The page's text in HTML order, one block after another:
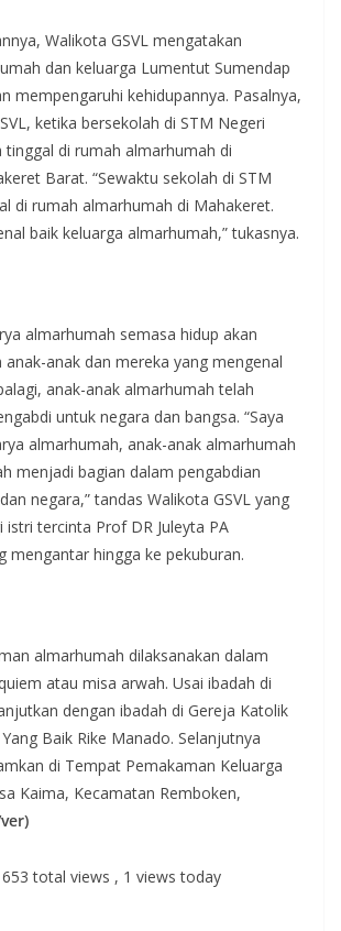
Walikota GSVL mengatakan
dan keluarga Lumentut Sumendap
mempengaruhi kehidupannya. Pasalnya,
ketika bersekolah di STM Negeri
tinggal di rumah almarhumah di
Barat. “Sewaktu sekolah di STM
di rumah almarhumah di Mahakeret.
baik keluarga almarhumah,” tukasnya.
almarhumah semasa hidup akan
anak dan mereka yang mengenal
anak-anak almarhumah telah
untuk negara dan bangsa. “Saya
almarhumah, anak-anak almarhumah
menjadi bagian dalam pengabdian
negara,” tandas Walikota GSVL yang
tercinta Prof DR Juleyta PA
mengantar hingga ke pekuburan.
almarhumah dilaksanakan dalam
atau misa arwah. Usai ibadah di
dengan ibadah di Gereja Katolik
Baik Rike Manado. Selanjutnya
di Tempat Pemakaman Keluarga
Kaima, Kecamatan Remboken,
total views , 1 views today